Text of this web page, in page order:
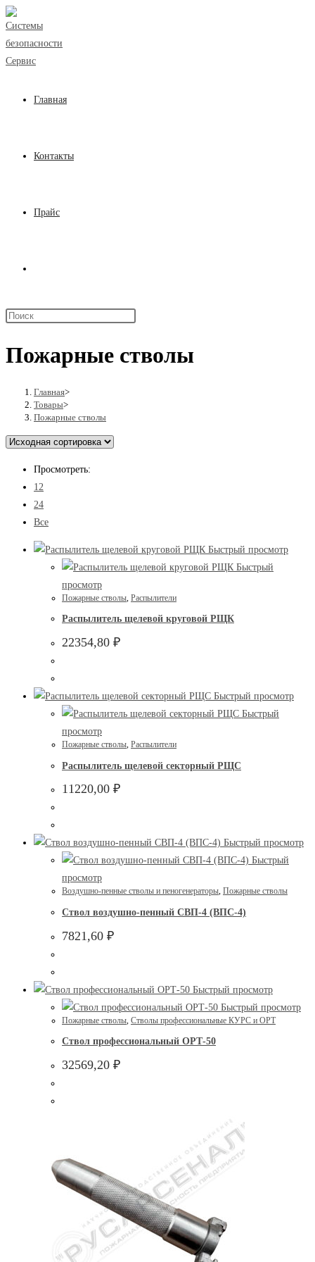
Перейти
к
содержимому
Главная
Контакты
Прайс
поиск
веб-
сайту
Пожарные стволы
Главная>
Товары>
Пожарные стволы
Просмотреть:
12
24
Все
Быстрый просмотр
Быстрый
просмотр
Пожарные стволы, Распылители
Распылитель щелевой круговой РЩК
22354,80 ₽
Быстрый просмотр
Быстрый
просмотр
Пожарные стволы, Распылители
Распылитель щелевой секторный РЩС
11220,00 ₽
Быстрый просмотр
Быстрый
просмотр
Воздушно-пенные стволы и пеногенераторы, Пожарные стволы
Ствол воздушно-пенный СВП-4 (ВПС-4)
7821,60 ₽
Быстрый просмотр
Быстрый просмотр
Пожарные стволы Стволы профессиональные КУРС и ОРТ
Ствол профессиональный ОРТ-50
32569,20 ₽